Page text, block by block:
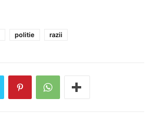
politie razii